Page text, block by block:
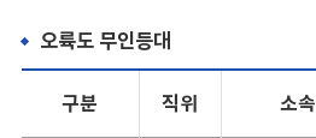
오륙도 무인등대
구분 직위 소속